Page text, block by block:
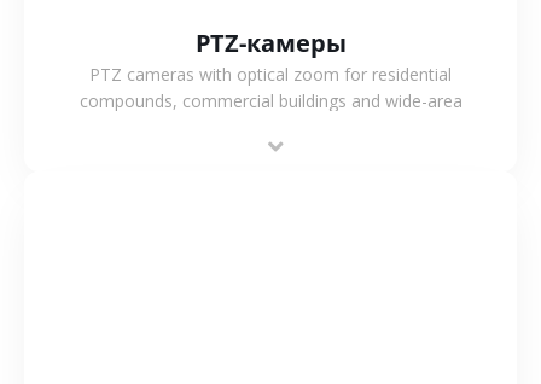
PTZ-камеры
PTZ cameras with optical zoom for residential
compounds, commercial buildings and wide-area
flexible coverage.